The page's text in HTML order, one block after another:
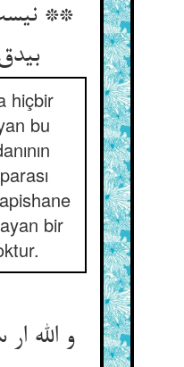
**
hiçbir
bu
bir
و الله